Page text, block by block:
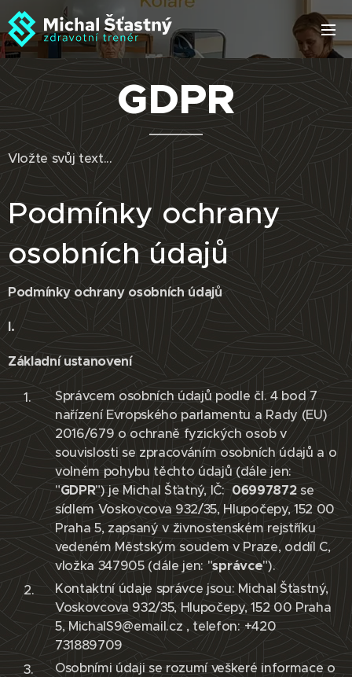
GDPR
Vložte svůj text...
Podmínky ochrany
osobních údajů
Podmínky ochrany osobních údajů
I.
Základní ustanovení
Správcem osobních údajů podle čl. 4 bod 7
nařízení Evropského parlamentu a Rady (EU)
2016/679 o ochraně fyzických osob v
souvislosti se zpracováním osobních údajů a o
volném pohybu těchto údajů (dále jen:
"GDPR") je Michal Šťatný, IČ: 06997872se
sídlem Voskovcova 932/35, Hlupočepy, 152 00
Praha 5, zapsaný v živnostenském rejstříku
vedeném Městským soudem v Praze, oddíl C,
vložka 347905 (dále jen: "správce").
Kontaktní údaje správce jsou: Michal Šťastný,
Voskovcova 932/35, Hlupočepy, 152 00 Praha
5, MichalS9@email.cz , telefon: +420
731889709
Osobními údaji se rozumí veškeré informace o